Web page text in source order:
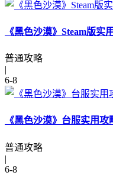
《黑色沙漠》Steam版实
普通攻略
|
6-8
《黑色沙漠》台服实用攻
普通攻略
|
6-8